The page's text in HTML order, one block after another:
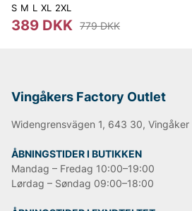
S M L XL 2XL
389 DKK 779 DKK
Vingåkers Factory Outlet
Widengrensvägen 1, 643 30, Vingåker
ÅBNINGSTIDER I BUTIKKEN
Mandag – Fredag 10:00–19:00
Lørdag – Søndag 09:00–18:00